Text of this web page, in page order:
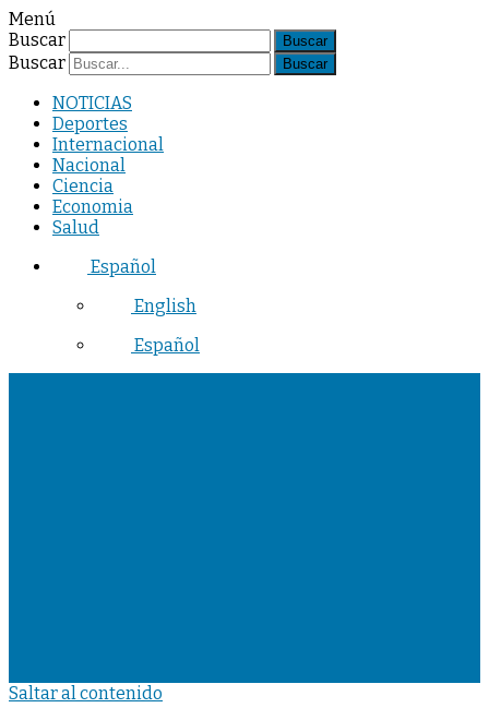
Menú
Buscar
Buscar
NOTICIAS
Deportes
Internacional
Nacional
Ciencia
Economia
Salud
Español
English
Español
Saltar al contenido